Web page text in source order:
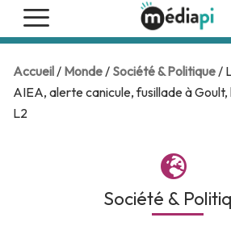
Accueil/ Monde/ Société & Politique/
AIEA, alerte canicule, fusillade à Goult,
L2
Société &